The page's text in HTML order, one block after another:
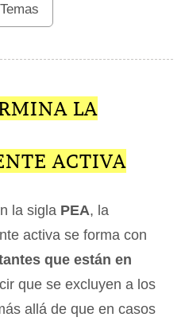
Temas
LA
ACTIVA
la sigla PEA, la
activa se forma con
que están en
que se excluyen a los
allá de que en casos